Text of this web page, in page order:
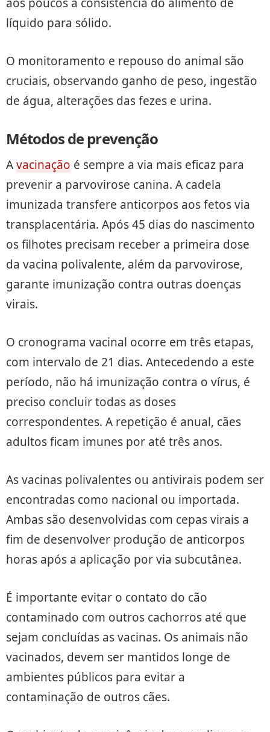
líquido para sólido.
O monitoramento e repouso do animal são
cruciais, observando ganho de peso, ingestão
de água, alterações das fezes e urina.
Métodos de prevenção
Avacinação é sempre a via mais eficaz para
prevenir a parvovirose canina. A cadela
imunizada transfere anticorpos aos fetos via
transplacentária. Após 45 dias do nascimento
os filhotes precisam receber a primeira dose
da vacina polivalente, além da parvovirose,
garante imunização contra outras doenças
virais.
O cronograma vacinal ocorre em três etapas,
com intervalo de 21 dias. Antecedendo a este
período, não há imunização contra o vírus, é
preciso concluir todas as doses
correspondentes. A repetição é anual, cães
adultos ficam imunes por até três anos.
As vacinas polivalentes ou antivirais podem ser
encontradas como nacional ou importada.
Ambas são desenvolvidas com cepas virais a
fim de desenvolver produção de anticorpos
horas após a aplicação por via subcutânea.
É importante evitar o contato do cão
contaminado com outros cachorros até que
sejam concluídas as vacinas. Os animais não
vacinados, devem ser mantidos longe de
ambientes públicos para evitar a
contaminação de outros cães.